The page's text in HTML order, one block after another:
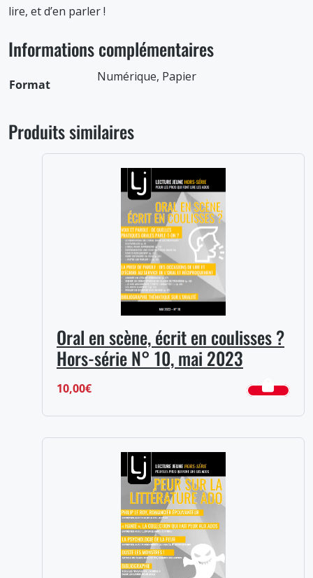
lire, et d’en parler !
Informations complémentaires
Format
Numérique, Papier
Produits similaires
Oral en scène, écrit en coulisses ?
Hors-série N° 10, mai 2023
10,00€